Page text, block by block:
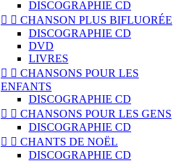
DISCOGRAPHIE CD
  CHANSON PLUS BIFLUORÉE
DISCOGRAPHIE CD
DVD
LIVRES
  CHANSONS POUR LES
ENFANTS
DISCOGRAPHIE CD
  CHANSONS POUR LES GENS
DISCOGRAPHIE CD
  CHANTS DE NOËL
DISCOGRAPHIE CD